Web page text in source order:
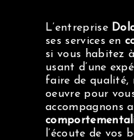
L’entreprise
ses services en
si vous habitez à
usant d’une
faire de qualité,
oeuvre pour
accompagnons
l’écoute de vos